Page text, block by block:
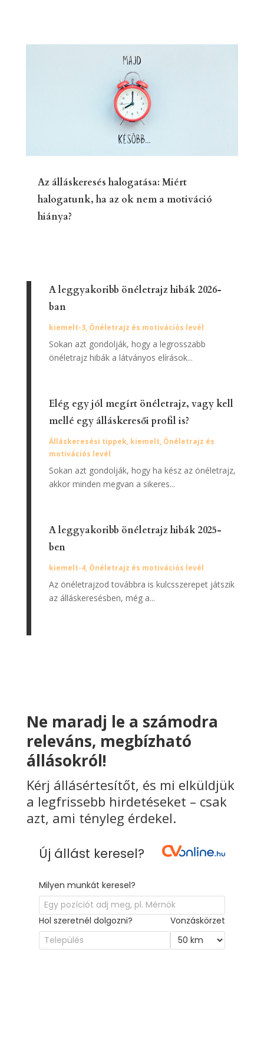
Az álláskeresés halogatása: Miért
halogatunk, ha az ok nem a motiváció
hiánya?
A leggyakoribb önéletrajz hibák 2026-
ban
kiemelt-3, Önéletrajz és motivációs levél
Sokan azt gondolják, hogy a legrosszabb
önéletrajz hibák a látványos elírások...
Elég egy jól megírt önéletrajz, vagy kell
mellé egy álláskeresői profil is?
Álláskeresési tippek, kiemelt, Önéletrajz és
motivációs levél
Sokan azt gondolják, hogy ha kész az önéletrajz,
akkor minden megvan a sikeres...
A leggyakoribb önéletrajz hibák 2025-
ben
kiemelt-4, Önéletrajz és motivációs levél
Az önéletrajzod továbbra is kulcsszerepet játszik
az álláskeresésben, még a...
Ne maradj le a számodra
releváns, megbízható
állásokról!
Kérj állásértesítőt, és mi elküldjük
a legfrissebb hirdetéseket – csak
azt, ami tényleg érdekel.